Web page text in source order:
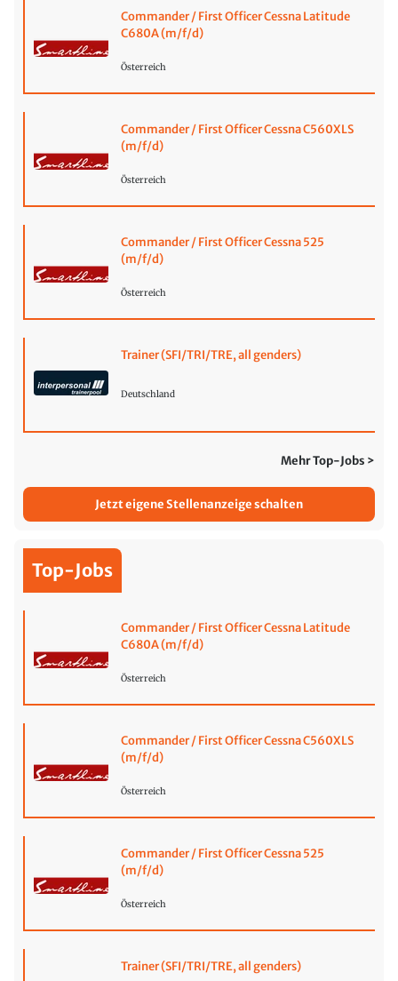
Commander / First Officer Cessna Latitude
C680A (m/f/d)
Österreich
Commander / First Officer Cessna C560XLS
(m/f/d)
Österreich
Commander / First Officer Cessna 525
(m/f/d)
Österreich
Trainer (SFI/TRI/TRE, all genders)
Deutschland
Mehr Top-Jobs >
Jetzt eigene Stellenanzeige schalten
Top-Jobs
Commander / First Officer Cessna Latitude
C680A (m/f/d)
Österreich
Commander / First Officer Cessna C560XLS
(m/f/d)
Österreich
Commander / First Officer Cessna 525
(m/f/d)
Österreich
Trainer (SFI/TRI/TRE, all genders)